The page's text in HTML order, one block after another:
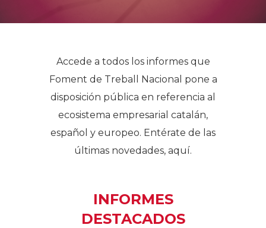
Accede a todos los informes que
Foment de Treball Nacional pone a
disposición pública en referencia al
ecosistema empresarial catalán,
español y europeo. Entérate de las
últimas novedades, aquí.
INFORMES
DESTACADOS